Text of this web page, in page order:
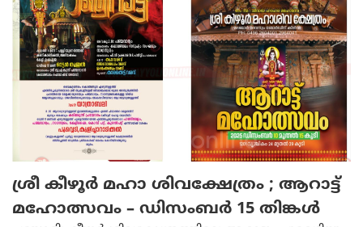
ശ്രീ കീഴൂർ മഹാ ശിവക്ഷേത്രം ; ആറാട്ട്
മഹോത്സവം – ഡിസംബർ 15 തിങ്കൾ